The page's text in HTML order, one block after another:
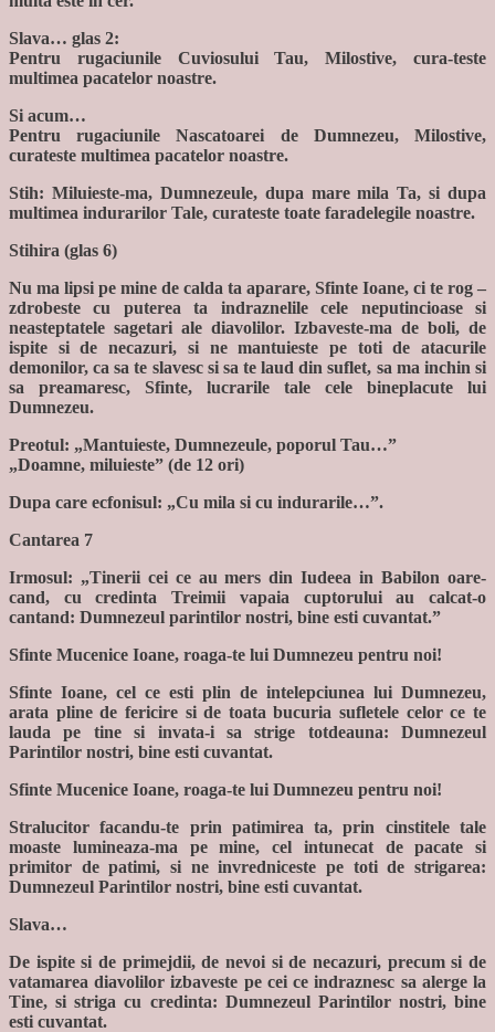
Slava… glas 2:
Pentru rugaciunile Cuviosului Tau, Milostive, cura-teste
multimea pacatelor noastre.
Si acum…
Pentru rugaciunile Nascatoarei de Dumnezeu, Milostive,
curateste multimea pacatelor noastre.
Stih: Miluieste-ma, Dumnezeule, dupa mare mila Ta, si dupa
multimea indurarilor Tale, curateste toate faradelegile noastre.
Stihira (glas 6)
Nu ma lipsi pe mine de calda ta aparare, Sfinte Ioane, ci te rog –
zdrobeste cu puterea ta indraznelile cele neputincioase si
neasteptatele sagetari ale diavolilor. Izbaveste-ma de boli, de
ispite si de necazuri, si ne mantuieste pe toti de atacurile
demonilor, ca sa te slavesc si sa te laud din suflet, sa ma inchin si
sa preamaresc, Sfinte, lucrarile tale cele bineplacute lui
Dumnezeu.
Preotul: „Mantuieste, Dumnezeule, poporul Tau…”
„Doamne, miluieste” (de 12 ori)
Dupa care ecfonisul: „Cu mila si cu indurarile…”.
Cantarea 7
Irmosul: „Tinerii cei ce au mers din Iudeea in Babilon oare-
cand, cu credinta Treimii vapaia cuptorului au calcat-o
cantand: Dumnezeul parintilor nostri, bine esti cuvantat.”
Sfinte Mucenice Ioane, roaga-te lui Dumnezeu pentru noi!
Sfinte Ioane, cel ce esti plin de intelepciunea lui Dumnezeu,
arata pline de fericire si de toata bucuria sufletele celor ce te
lauda pe tine si invata-i sa strige totdeauna: Dumnezeul
Parintilor nostri, bine esti cuvantat.
Sfinte Mucenice Ioane, roaga-te lui Dumnezeu pentru noi!
Stralucitor facandu-te prin patimirea ta, prin cinstitele tale
moaste lumineaza-ma pe mine, cel intunecat de pacate si
primitor de patimi, si ne invredniceste pe toti de strigarea:
Dumnezeul Parintilor nostri, bine esti cuvantat.
Slava…
De ispite si de primejdii, de nevoi si de necazuri, precum si de
vatamarea diavolilor izbaveste pe cei ce indraznesc sa alerge la
Tine, si striga cu credinta: Dumnezeul Parintilor nostri, bine
esti cuvantat.